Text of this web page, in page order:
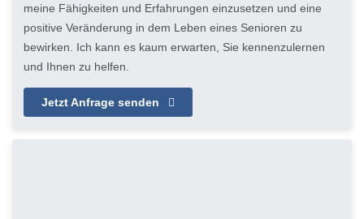
meine Fähigkeiten und Erfahrungen einzusetzen und eine
positive Veränderung in dem Leben eines Senioren zu
bewirken. Ich kann es kaum erwarten, Sie kennenzulernen
und Ihnen zu helfen.
Jetzt Anfrage senden